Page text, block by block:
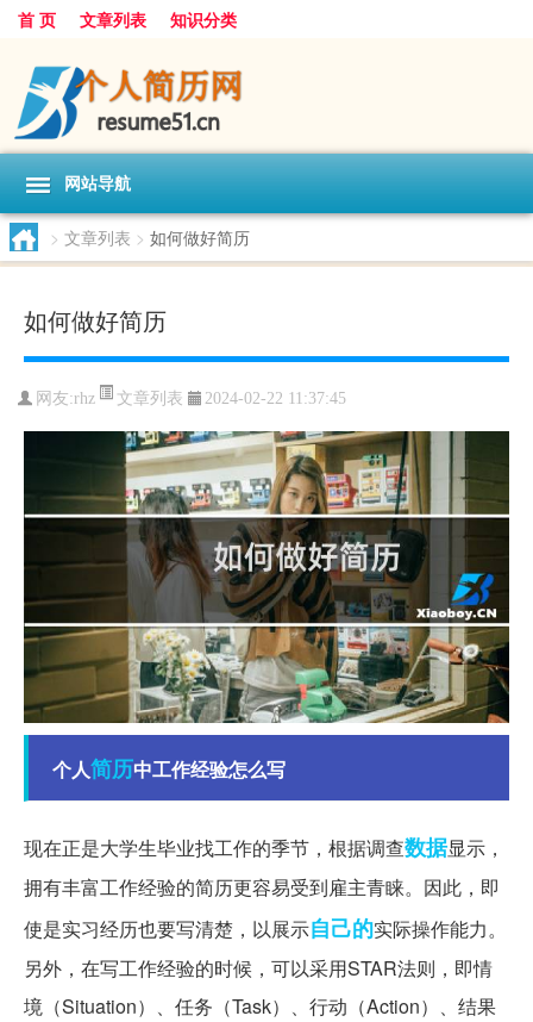
首 页 文章列表 知识分类
网站导航
> 文章列表 > 如何做好简历
如何做好简历
网友:rhz 文章列表 2024-02-22 11:37:45
个人简历中工作经验怎么写
现在正是大学生毕业找工作的季节，根据调查数据显示，
拥有丰富工作经验的简历更容易受到雇主青睐。因此，即
使是实习经历也要写清楚，以展示自己的实际操作能力。
另外，在写工作经验的时候，可以采用STAR法则，即情
境（Situation）、任务（Task）、行动（Action）、结果